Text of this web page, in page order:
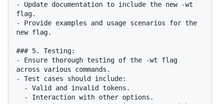
- Update documentation to include the new -wt
flag.
- Provide examples and usage scenarios for the
new flag.
### 5. Testing:
- Ensure thorough testing of the -wt flag
across various commands.
- Test cases should include: